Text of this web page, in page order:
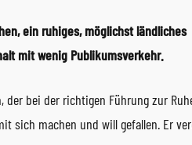
ein ruhiges, möglichst ländliches
mit wenig Publikumsverkehr.
der bei der richtigen Führung zur
sich machen und will gefallen. Er